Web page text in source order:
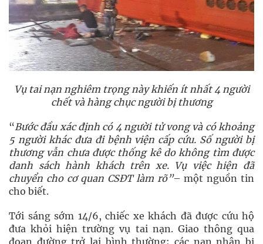
Vụ tai nạn nghiêm trọng này khiến ít nhất 4 người
chết và hàng chục người bị thương
“Bước đầu xác định có 4 người tử vong và có khoảng
5 người khác đưa đi bệnh viện cấp cứu. Số người bị
thương vẫn chưa được thống kê do không tìm được
danh sách hành khách trên xe. Vụ việc hiện đã
chuyển cho cơ quan CSĐT làm rõ”– một nguồn tin
cho biết.
Tới sáng sớm 14/6, chiếc xe khách đã được cứu hộ
đưa khỏi hiện trường vụ tai nạn. Giao thông qua